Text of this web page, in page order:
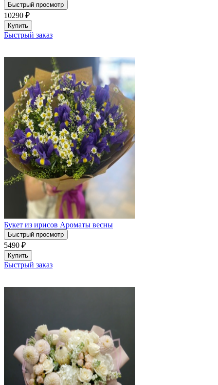
Быстрый просмотр
10290 ₽
Купить
Быстрый заказ
Букет из ирисов Ароматы весны
Быстрый просмотр
5490 ₽
Купить
Быстрый заказ